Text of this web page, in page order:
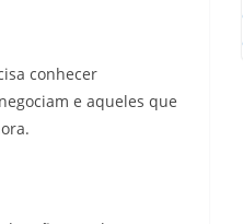
conhecer
e aqueles que